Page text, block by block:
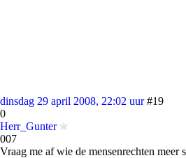
dinsdag 29 april 2008, 22:02 uur #19
0
Herr_Gunter
007
Vraag me af wie de mensenrechten meer